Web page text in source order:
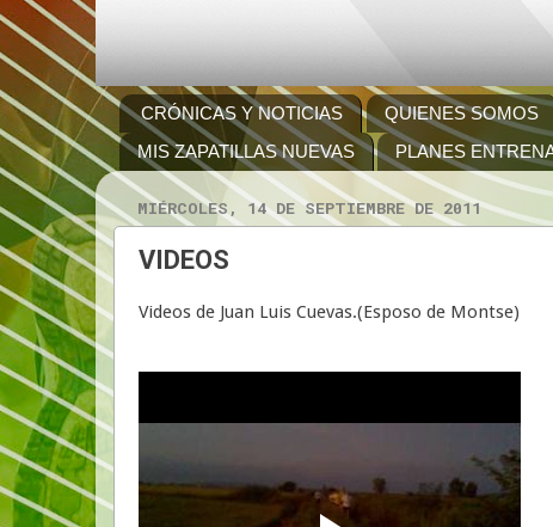
CRÓNICAS Y NOTICIAS QUIENES SOMOS
MIS ZAPATILLAS NUEVAS
PLANES
MIÉRCOLES, 14 DE SEPTIEMBRE DE 2011
VIDEOS
Videos de Juan Luis Cuevas.(Esposo de Montse)